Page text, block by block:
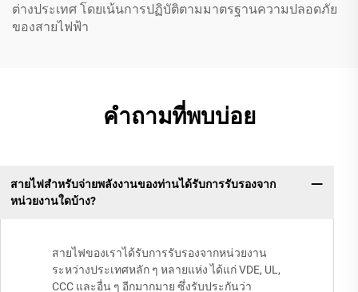
ต่างประเทศ โดยเน้นการปฏิบัติตามมาตรฐานความปลอดภัย
ของสายไฟฟ้า
คำถามที่พบบ่อย
สายไฟสำหรับจ่ายพลังงานของท่านได้รับการรับรองจาก
หน่วยงานใดบ้าง?
สายไฟของเราได้รับการรับรองจากหน่วยงาน
ระหว่างประเทศหลัก ๆ หลายแห่ง ได้แก่ VDE, UL,
CCC และอื่น ๆ อีกมากมาย ซึ่งรับประกันว่า